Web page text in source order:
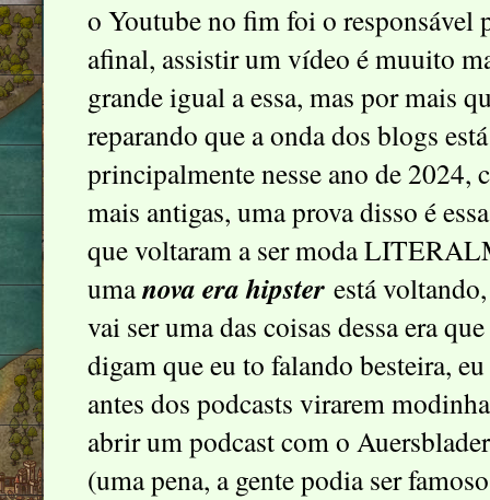
o Youtube no fim foi o responsável
afinal, assistir um vídeo é muuito
grande igual a essa, mas por mais
reparando que a onda dos blogs
principalmente nesse ano de 2024,
mais antigas, uma prova disso é
que voltaram a ser moda
umanova era hipster está
vai ser uma das coisas dessa era
digam que eu to falando besteira,
antes dos podcasts virarem
abrir um podcast com o
(uma pena, a gente podia ser